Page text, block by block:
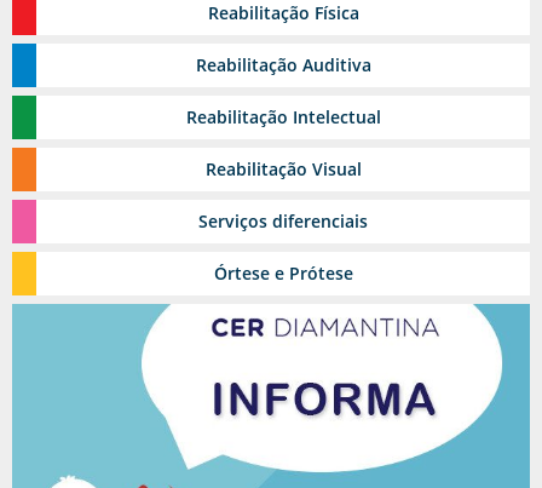
Reabilitação Física
Estomia
Reabilitação Auditiva
Reabilitação Intelectual
Reabilitação Visual
Serviços diferenciais
Reabilitação Urológica
Ambulatório de feridas
Pediasuit
Odontologia
Órtese e Prótese